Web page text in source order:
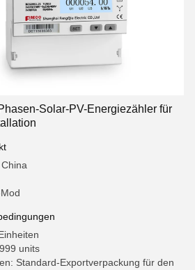
Solar-PV-Energiezähler für
units
Standard-Exportverpackung für den